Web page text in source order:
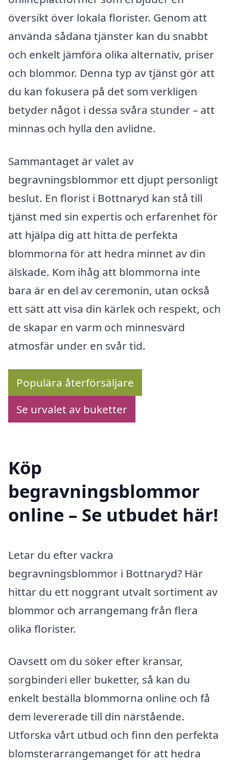
översikt över lokala florister. Genom att
använda sådana tjänster kan du snabbt
och enkelt jämföra olika alternativ, priser
och blommor. Denna typ av tjänst gör att
du kan fokusera på det som verkligen
betyder något i dessa svåra stunder – att
minnas och hylla den avlidne.
Sammantaget är valet av
begravningsblommor ett djupt personligt
beslut. En florist i Bottnaryd kan stå till
tjänst med sin expertis och erfarenhet för
att hjälpa dig att hitta de perfekta
blommorna för att hedra minnet av din
älskade. Kom ihåg att blommorna inte
bara är en del av ceremonin, utan också
ett sätt att visa din kärlek och respekt, och
de skapar en varm och minnesvärd
atmosfär under en svår tid.
Populära återförsäljare
Se urvalet av buketter
Köp
begravningsblommor
online – Se utbudet här!
Letar du efter vackra
begravningsblommor i Bottnaryd? Här
hittar du ett noggrant utvalt sortiment av
blommor och arrangemang från flera
olika florister.
Oavsett om du söker efter kransar,
sorgbinderi eller buketter, så kan du
enkelt beställa blommorna online och få
dem levererade till din närstående.
Utforska vårt utbud och finn den perfekta
blomsterarrangemanget för att hedra